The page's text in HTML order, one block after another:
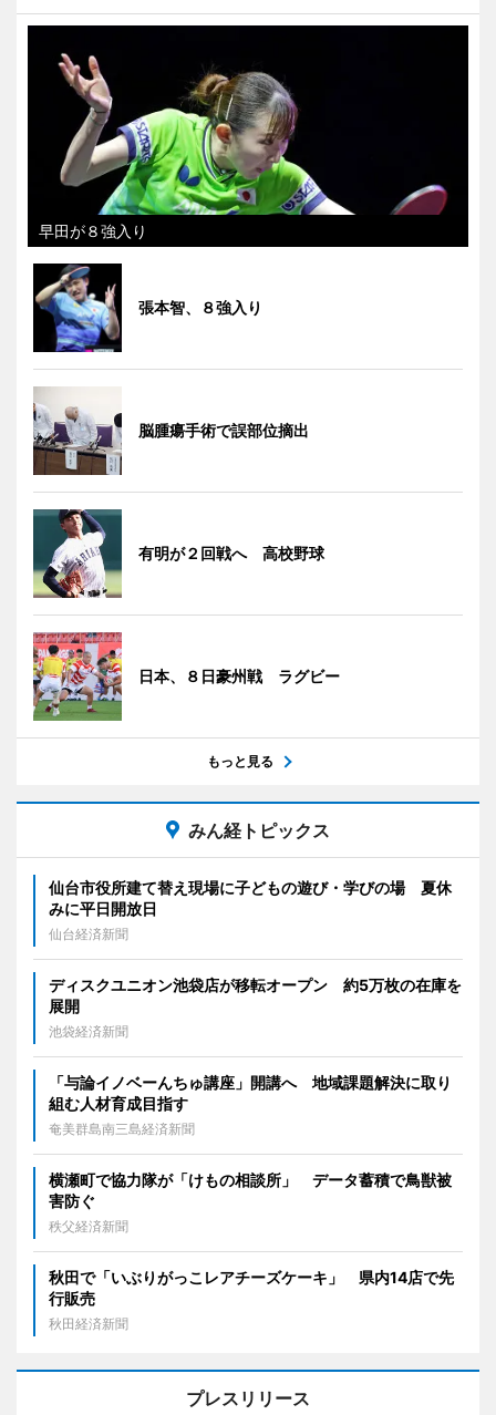
早田が８強入り
張本智、８強入り
脳腫瘍手術で誤部位摘出
有明が２回戦へ 高校野球
日本、８日豪州戦 ラグビー
もっと見る
みん経トピックス
仙台市役所建て替え現場に子どもの遊び・学びの場 夏休
みに平日開放日
仙台経済新聞
ディスクユニオン池袋店が移転オープン 約5万枚の在庫を
展開
池袋経済新聞
「与論イノベーんちゅ講座」開講へ 地域課題解決に取り
組む人材育成目指す
奄美群島南三島経済新聞
横瀬町で協力隊が「けもの相談所」 データ蓄積で鳥獣被
害防ぐ
秩父経済新聞
秋田で「いぶりがっこレアチーズケーキ」 県内14店で先
行販売
秋田経済新聞
プレスリリース